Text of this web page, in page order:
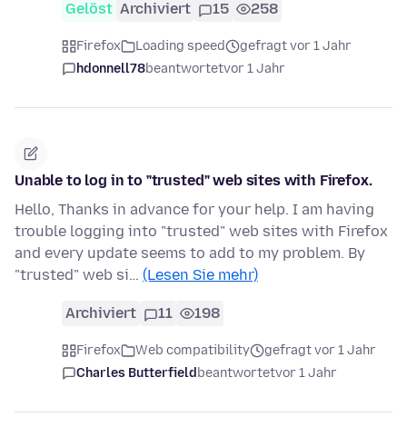
Gelöst Archiviert 15 258
Firefox Loading speed
gefragt vor 1 Jahr
hdonnell78beantwortetvor 1 Jahr
Unable to log in to "trusted" web sites with Firefox.
Hello, Thanks in advance for your help. I am having
trouble logging into "trusted" web sites with Firefox
and every update seems to add to my problem. By
"trusted" web si… (Lesen Sie mehr)
Archiviert 11 198
Firefox Web compatibility
gefragt vor 1 Jahr
Charles Butterfieldbeantwortetvor 1 Jahr